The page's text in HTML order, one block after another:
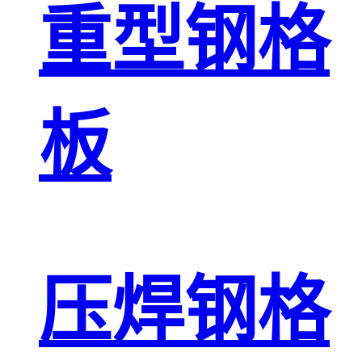
重型钢格
板
压焊钢格